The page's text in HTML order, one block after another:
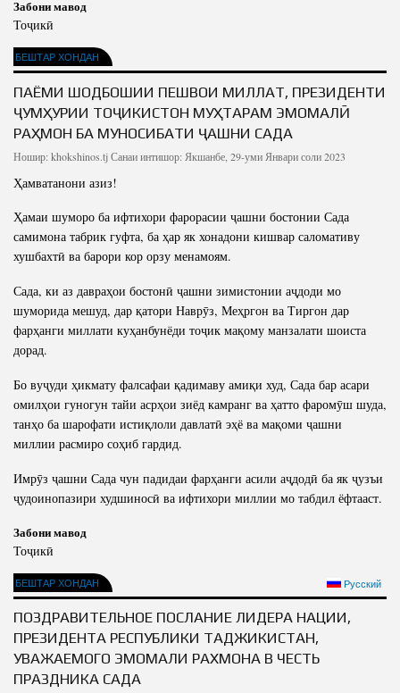
Забони мавод
Тоҷикӣ
БЕШТАР ХОНДАН
ПАЁМИ ШОДБОШИИ ПЕШВОИ МИЛЛАТ, ПРЕЗИДЕНТИ
ҶУМҲУРИИ ТОҶИКИСТОН МУҲТАРАМ ЭМОМАЛӢ
РАҲМОН БА МУНОСИБАТИ ҶАШНИ САДА
Ношир: khokshinos.tjСанаи интишор: Якшанбе, 29-уми Январи соли 2023
Ҳамватанони азиз!
Ҳамаи шуморо ба ифтихори фарорасии ҷашни бостонии Сада
самимона табрик гуфта, ба ҳар як хонадони кишвар саломативу
хушбахтӣ ва барори кор орзу менамоям.
Сада, ки аз давраҳои бостонӣ ҷашни зимистонии аҷдоди мо
шуморида мешуд, дар қатори Наврӯз, Меҳргон ва Тиргон дар
фарҳанги миллати куҳанбунёди тоҷик мақому манзалати шоиста
дорад.
Бо вуҷуди ҳикмату фалсафаи қадимаву амиқи худ, Сада бар асари
омилҳои гуногун тайи асрҳои зиёд камранг ва ҳатто фаромӯш шуда,
танҳо ба шарофати истиқлоли давлатӣ эҳё ва мақоми ҷашни
миллии расмиро соҳиб гардид.
Имрӯз ҷашни Сада чун падидаи фарҳанги асили аҷдодӣ ба як ҷузъи
ҷудоинопазири худшиносӣ ва ифтихори миллии мо табдил ёфтааст.
Забони мавод
Тоҷикӣ
БЕШТАР ХОНДАН Русский
ПОЗДРАВИТЕЛЬНОЕ ПОСЛАНИЕ ЛИДЕРА НАЦИИ,
ПРЕЗИДЕНТА РЕСПУБЛИКИ ТАДЖИКИСТАН,
УВАЖАЕМОГО ЭМОМАЛИ РАХМОНА В ЧЕСТЬ
ПРАЗДНИКА САДА